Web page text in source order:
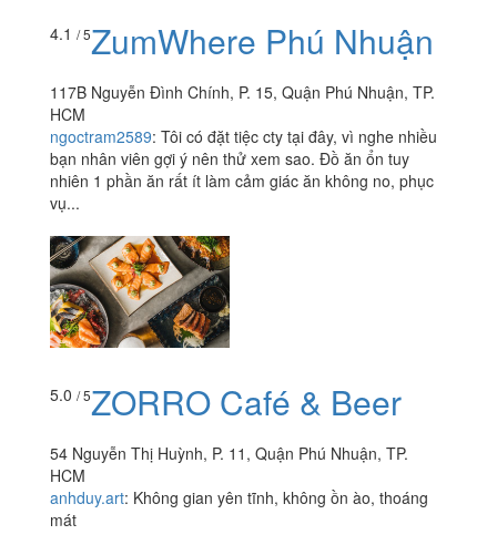
4.1 / 5ZumWhere Phú Nhuận
117B Nguyễn Đình Chính, P. 15, Quận Phú Nhuận, TP.
HCM
ngoctram2589: Tôi có đặt tiệc cty tại đây, vì nghe nhiều
bạn nhân viên gợi ý nên thử xem sao. Đồ ăn ổn tuy
nhiên 1 phần ăn rất ít làm cảm giác ăn không no, phục
vụ...
5.0 / 5ZORRO Café & Beer
54 Nguyễn Thị Huỳnh, P. 11, Quận Phú Nhuận, TP.
HCM
anhduy.art: Không gian yên tĩnh, không ồn ào, thoáng
mát